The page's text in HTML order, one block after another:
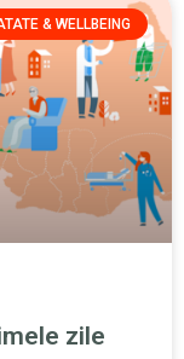
& WELLBEING
zile